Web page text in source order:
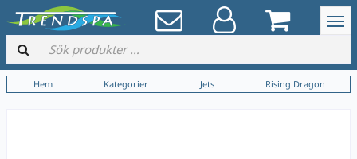
Hem Kategorier Jets Rising Dragon